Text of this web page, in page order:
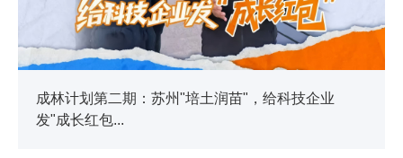
成林计划第二期：苏州"培土润苗"，给科技企业
发"成长红包...